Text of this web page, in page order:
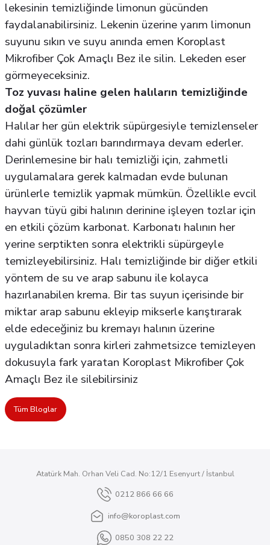
lekesinin temizliğinde limonun gücünden
faydalanabilirsiniz. Lekenin üzerine yarım limonun
suyunu sıkın ve suyu anında emen Koroplast
Mikrofiber Çok Amaçlı Bez ile silin. Lekeden eser
görmeyeceksiniz.
Toz yuvası haline gelen halıların temizliğinde
doğal çözümler
Halılar her gün elektrik süpürgesiyle temizlenseler
dahi günlük tozları barındırmaya devam ederler.
Derinlemesine bir halı temizliği için, zahmetli
uygulamalara gerek kalmadan evde bulunan
ürünlerle temizlik yapmak mümkün. Özellikle evcil
hayvan tüyü gibi halının derinine işleyen tozlar için
en etkili çözüm karbonat. Karbonatı halının her
yerine serptikten sonra elektrikli süpürgeyle
temizleyebilirsiniz. Halı temizliğinde bir diğer etkili
yöntem de su ve arap sabunu ile kolayca
hazırlanabilen krema. Bir tas suyun içerisinde bir
miktar arap sabunu ekleyip mikserle karıştırarak
elde edeceğiniz bu kremayı halının üzerine
uyguladıktan sonra kirleri zahmetsizce temizleyen
dokusuyla fark yaratan Koroplast Mikrofiber Çok
Amaçlı Bez ile silebilirsiniz
Tüm Bloglar
Atatürk Mah. Orhan Veli Cad. No:12/1 Esenyurt / İstanbul
0212 866 66 66
info@koroplast.com
0850 308 22 22